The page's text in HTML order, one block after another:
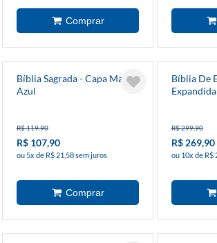
Bíblia Sagrada - Capa Mar
Azul
R$ 119,90
R$ 107,90
ou 5x de R$ 21,58 sem juros
Bíblia De
R$ 299,90
R$ 269,90
ou 10x de R$